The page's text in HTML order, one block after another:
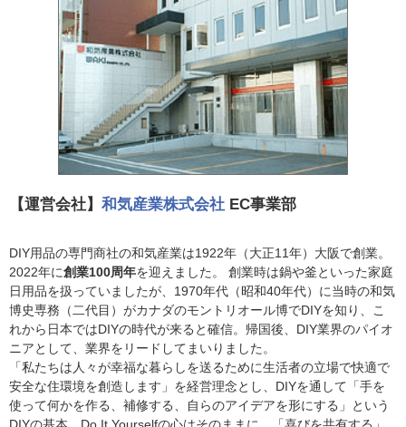
【運営会社】 和気産業株式会社 EC事業部
DIY用品の専門商社の和気産業は1922年（大正11年）大阪で創業。
2022年に創業100周年を迎えました。 創業時は鍋や釜といった家庭
日用品を扱っていましたが、1970年代（昭和40年代）に当時の和気
博史専務（二代目）がカナダのモントリオール博でDIYを知り、こ
れから日本ではDIYの時代が来ると確信。帰国後、DIY業界のパイオ
ニアとして、業界をリードしてまいりました。
「私たちは人々が幸福な暮らしを送るために生活者の立場で快適で
安全な住環境を創造します」を経営理念とし、DIYを通して「手を
使って何かを作る、補修する、自らのアイデアを形にする」という
DIYの基本、Do It Yourselfの心はそのままに、「喜びを共有する」